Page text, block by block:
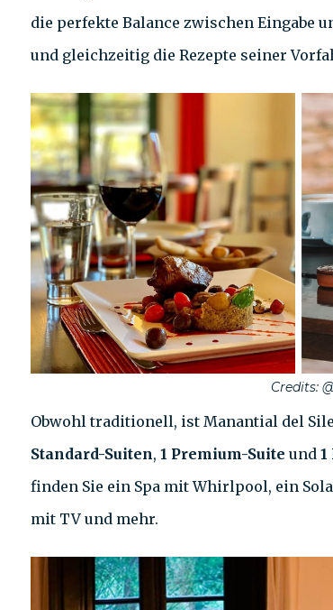
die perfekte Balance zwischen Eingabe
und gleichzeitig die Rezepte seiner
Credits:
Obwohl traditionell, ist Manantial del
Standard-Suiten, 1 Premium-Suite und 1
finden Sie ein Spa mit Whirlpool, ein
mit TV und mehr.